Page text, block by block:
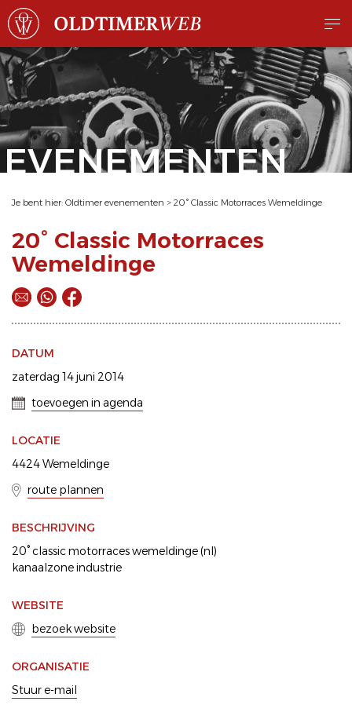
EVENEMENTEN
Je bent hier: Oldtimer evenementen > 20° Classic Motorraces Wemeldinge
20° Classic Motorraces
Wemeldinge
DATUM
zaterdag 14 juni 2014
toevoegen in agenda
LOCATIE
4424 Wemeldinge
route plannen
BESCHRIJVING
20° classic motorraces wemeldinge (nl)
kanaalzone industrie
WEBSITE
bezoek website
ORGANISATIE
Stuur e-mail